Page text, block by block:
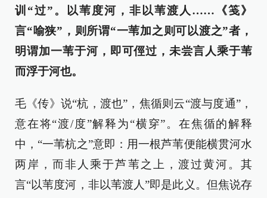
训“过”。以苇度河，非以苇渡人……《笺》
言“喻狭”，则所谓“一苇加之则可以渡之”者，
明谓加一苇于河，即可俓过，未尝言人乘于苇
而浮于河也。
毛《传》说“杭，渡也”，焦循则云“渡与度通”，
意在将“渡/度”解释为“横穿”。在焦循的解释
中，“一苇杭之”意即：用一根芦苇便能横贯河水
两岸，而非人乘于芦苇之上，渡过黄河。其
言“以苇度河，非以苇渡人”即是此义。但焦说存